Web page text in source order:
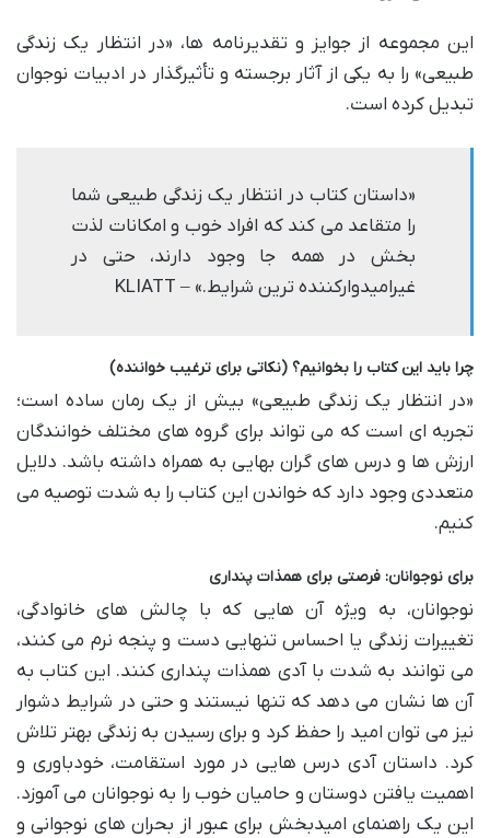
این مجموعه از جوایز و تقدیرنامه ها، «در انتظار یک زندگی
طبیعی» را به یکی از آثار برجسته و تأثیرگذار در ادبیات نوجوان
تبدیل کرده است.
«داستان کتاب در انتظار یک زندگی طبیعی شما
را متقاعد می کند که افراد خوب و امکانات لذت
بخش در همه جا وجود دارند، حتی در
غیرامیدوارکننده ترین شرایط.» – KLIATT
چرا باید این کتاب را بخوانیم؟ (نکاتی برای ترغیب خواننده)
«در انتظار یک زندگی طبیعی» بیش از یک رمان ساده است؛
تجربه ای است که می تواند برای گروه های مختلف خوانندگان
ارزش ها و درس های گران بهایی به همراه داشته باشد. دلایل
متعددی وجود دارد که خواندن این کتاب را به شدت توصیه می
کنیم.
برای نوجوانان: فرصتی برای همذات پنداری
نوجوانان، به ویژه آن هایی که با چالش های خانوادگی،
تغییرات زندگی یا احساس تنهایی دست و پنجه نرم می کنند،
می توانند به شدت با آدی همذات پنداری کنند. این کتاب به
آن ها نشان می دهد که تنها نیستند و حتی در شرایط دشوار
نیز می توان امید را حفظ کرد و برای رسیدن به زندگی بهتر تلاش
کرد. داستان آدی درس هایی در مورد استقامت، خودباوری و
اهمیت یافتن دوستان و حامیان خوب را به نوجوانان می آموزد.
این یک راهنمای امیدبخش برای عبور از بحران های نوجوانی و